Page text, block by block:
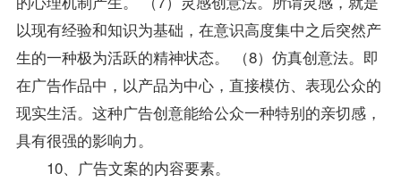
以现有经验和知识为基础，在意识高度集中之后突然产
生的一种极为活跃的精神状态。 （8）仿真创意法。即
在广告作品中，以产品为中心，直接模仿、表现公众的
现实生活。这种广告创意能给公众一种特别的亲切感，
具有很强的影响力。
10、广告文案的内容要素。